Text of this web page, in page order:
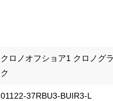
クロノオフショア1 クロノグ
ク
01122-37RBU3-BUIR3-L